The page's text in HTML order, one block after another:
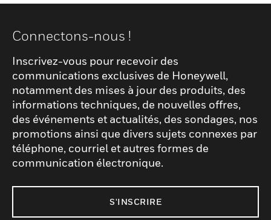
Connectons-nous !
Inscrivez-vous pour recevoir des
communications exclusives de Honeywell,
notamment des mises à jour des produits, des
informations techniques, de nouvelles offres,
des événements et actualités, des sondages, nos
promotions ainsi que divers sujets connexes par
téléphone, courriel et autres formes de
communication électronique.
S'INSCRIRE